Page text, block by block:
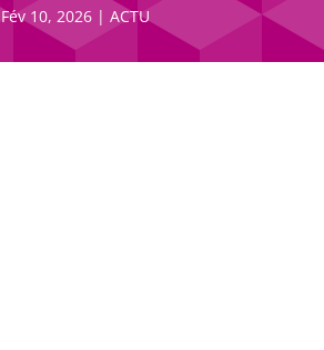
Fév 10, 2026| ACTU